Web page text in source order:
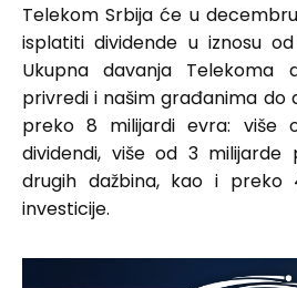
Telekom Srbija će u
isplatiti dividende u iznosu
Ukupna davanja Telekoma
privredi i našim građanima do
preko 8 milijardi evra: više
dividendi, više od 3
drugih dažbina, kao i preko
investicije.